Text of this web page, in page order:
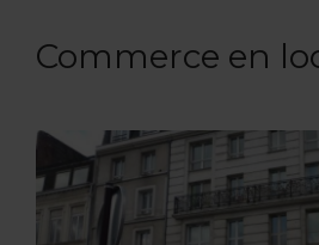
Commerce en